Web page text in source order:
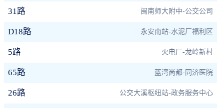
31路 闽南师大附中-公交公司
D18路 永安南站-水泥厂福利区
5路 火电厂-龙岭新村
65路 蓝湾尚都-同济医院
26路 公交大溪枢纽站-政务服务中心